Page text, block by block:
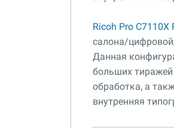
Ricoh Pro C7110X
салона/
Данная
больших
обработка, а
внутренняя